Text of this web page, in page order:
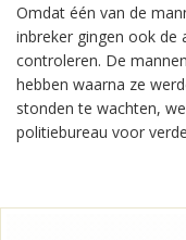
Omdat één van de
inbreker gingen ook de
controleren. De
hebben waarna ze
stonden te wachten,
politiebureau voor